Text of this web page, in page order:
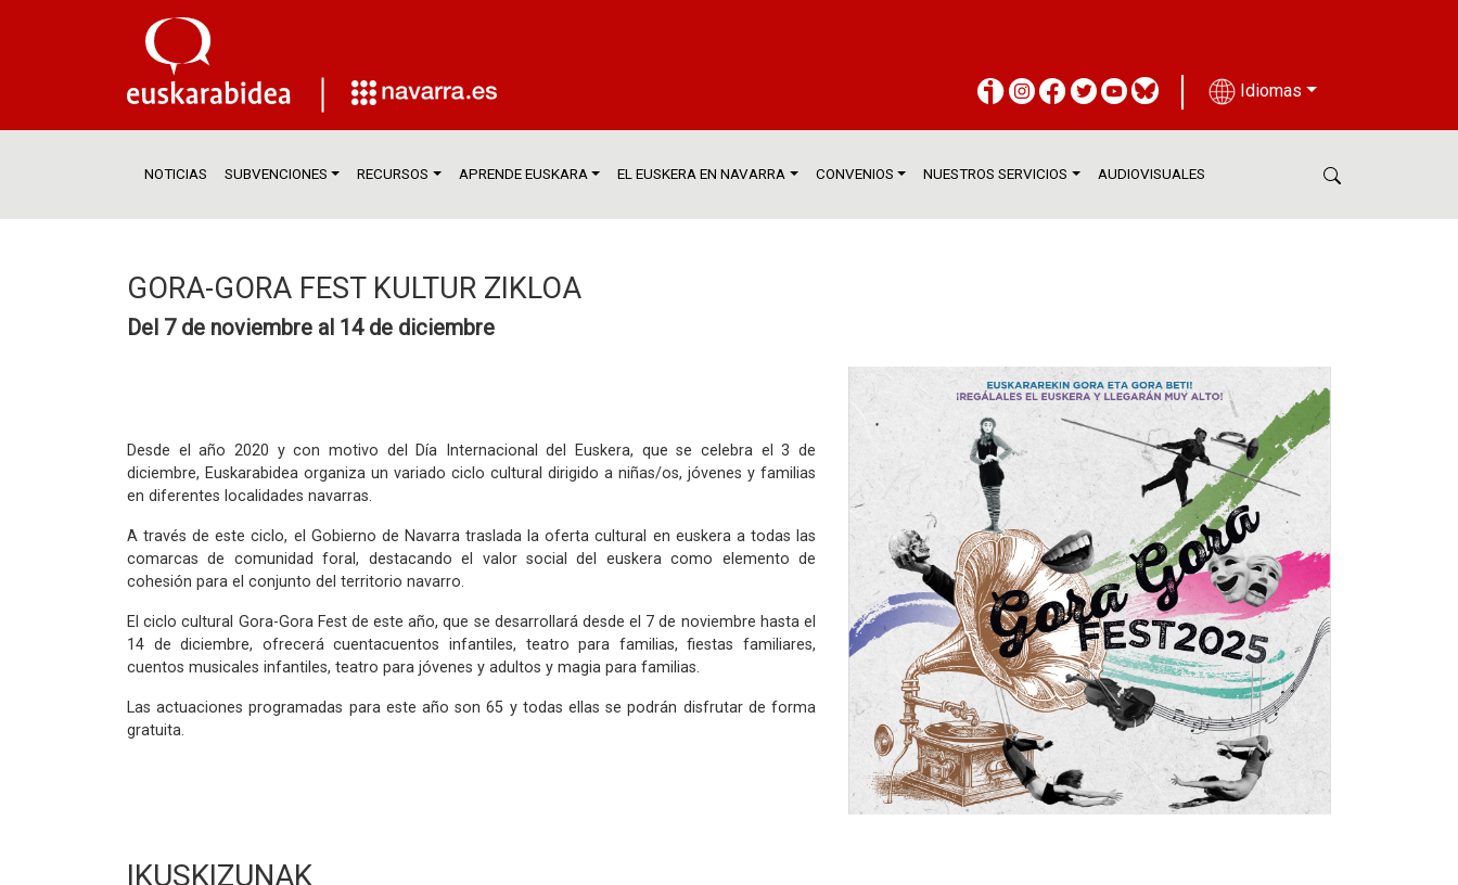
Idiomas
NOTICIAS SUBVENCIONES RECURSOS APRENDE EUSKARA EL EUSKERA EN NAVARRA CONVENIOS NUESTROS SERVICIOS AUDIOVISUALES
GORA-GORA FEST KULTUR ZIKLOA
Del 7 de noviembre al 14 de diciembre
Desde el año 2020 y con motivo del Día Internacional del Euskera, que se celebra el 3 de
diciembre, Euskarabidea organiza un variado ciclo cultural dirigido a niñas/os, jóvenes y familias
en diferentes localidades navarras.
A través de este ciclo, el Gobierno de Navarra traslada la oferta cultural en euskera a todas las
comarcas de comunidad foral, destacando el valor social del euskera como elemento de
cohesión para el conjunto del territorio navarro.
El ciclo cultural Gora-Gora Fest de este año, que se desarrollará desde el 7 de noviembre hasta el
14 de diciembre, ofrecerá cuentacuentos infantiles, teatro para familias, fiestas familiares,
cuentos musicales infantiles, teatro para jóvenes y adultos y magia para familias.
Las actuaciones programadas para este año son 65 y todas ellas se podrán disfrutar de forma
gratuita.
IKUSKIZUNAK